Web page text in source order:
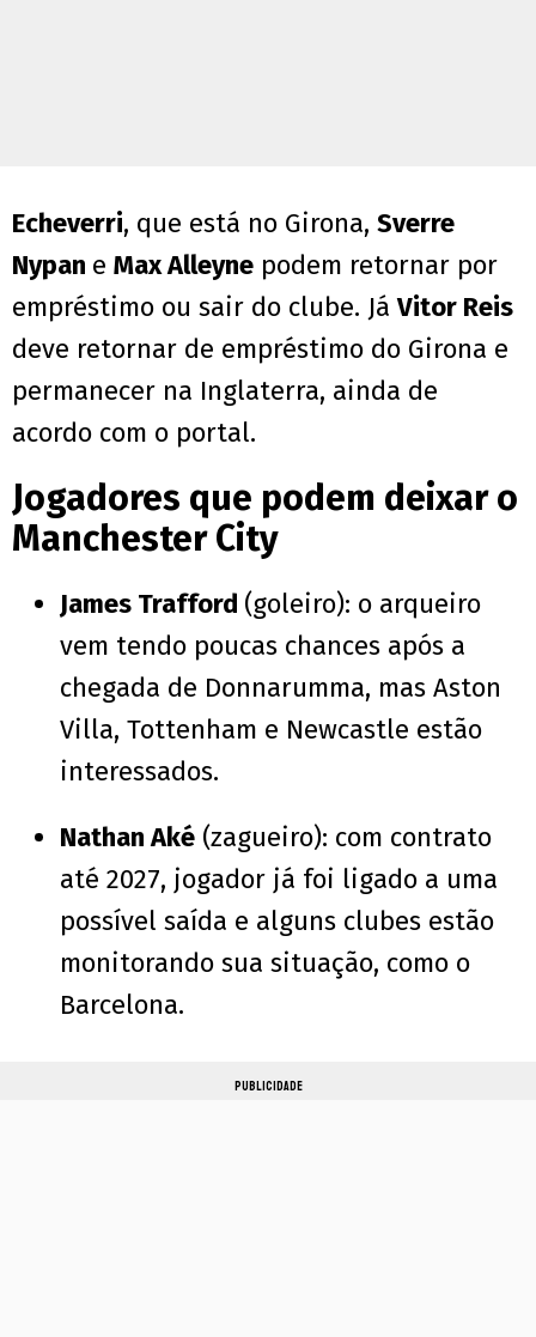
Echeverri, que está no Girona, Sverre
Nypan e Max Alleyne podem retornar por
empréstimo ou sair do clube. JáVitor Reis
deve retornar de empréstimo do Girona e
permanecer na Inglaterra, ainda de
acordo com o portal.
Jogadores que podem deixar o
Manchester City
James Trafford (goleiro): o arqueiro
vem tendo poucas chances após a
chegada de Donnarumma, mas Aston
Villa, Tottenham e Newcastle estão
interessados.
Nathan Aké (zagueiro): com contrato
até 2027, jogador já foi ligado a uma
possível saída e alguns clubes estão
monitorando sua situação, como o
Barcelona.
PUBLICIDADE